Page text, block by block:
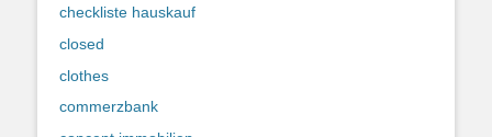
checkliste hauskauf
closed
clothes
commerzbank